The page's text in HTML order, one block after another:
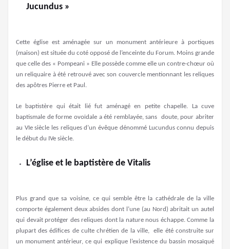
Jucundus »
Cette église est aménagée sur un monument antérieure à portiques
(maison) est située du coté opposé de l’enceinte du Forum. Moins grande
que celle des « Pompeani » Elle possède comme elle un contre-chœur où
un reliquaire à été retrouvé avec son couvercle mentionnant les reliques
des apôtres Pierre et Paul.
Le baptistère qui était lié fut aménagé en petite chapelle. La cuve
baptismale de forme ovoïdale a été remblayée, sans doute, pour abriter
au VIe siècle les reliques d’un évêque dénommé Lucundus connu depuis
le début du IVe siècle.
L’église et le baptistère de Vitalis
Plus grand que sa voisine, ce qui semble être la cathédrale de la ville
comporte également deux absides dont l’une (au Nord) abritait un autel
qui devait protéger des reliques dont la nature nous échappe. Comme la
plupart des édifices de culte chrétien de la ville, elle été construite sur
un monument antérieur, ce qui explique l’existence du bassin mosaïqué